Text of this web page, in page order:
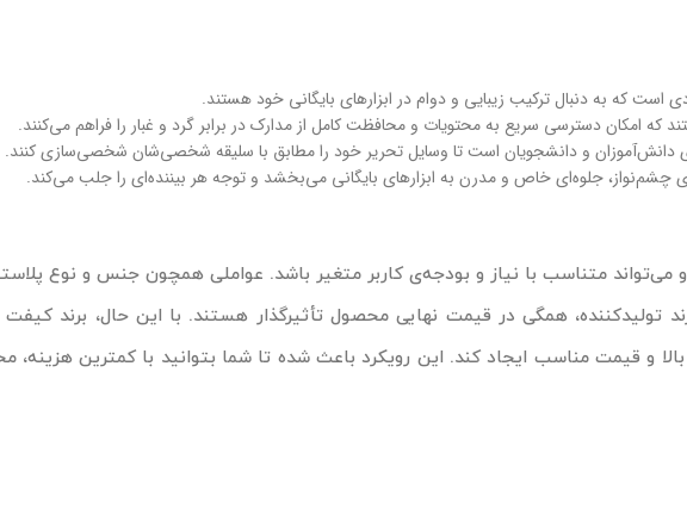
که به دنبال ترکیب زیبایی و دوام در ابزارهای بایگانی خود هستند.
امکان دسترسی سریع به محتویات و محافظت کامل از مدارک در برابر گرد و غبار را فراهم می‌کنند.
دانش‌آموزان و دانشجویان است تا وسایل تحریر خود را مطابق با سلیقه شخصی‌شان شخصی‌سازی کنند.
جلوه‌ای خاص و مدرن به ابزارهای بایگانی می‌بخشد و توجه هر بیننده‌ای را جلب می‌کند.
متناسب با نیاز و بودجه‌ی کاربر متغیر باشد. عواملی همچون جنس و نوع
تولیدکننده، همگی در قیمت نهایی محصول تأثیرگذار هستند. با این حال، برند
و قیمت مناسب ایجاد کند. این رویکرد باعث شده تا شما بتوانید با کمترین هزینه،